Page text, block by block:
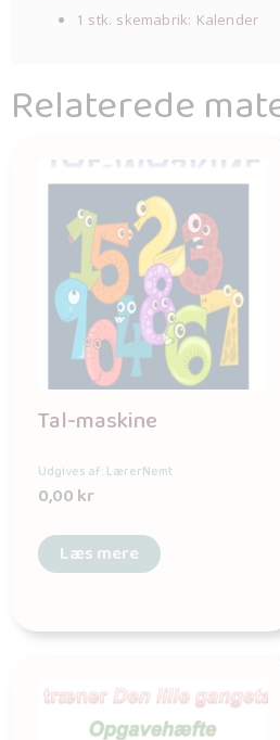
1 stk. skemabrik: Kalender
Relaterede
Tal-maskine
Udgives af: LærerNemt
0,00kr
Læs mere